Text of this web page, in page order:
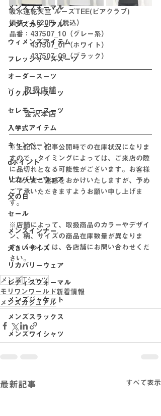
メンズフォーマル
メンズカジュアル
ウィメンズアイテム
フレッシャーズスーツ
オーダースーツ
リクルートスーツ
セレモニースーツ
入学式アイテム
キャンペーン
dポイント
リカバリーウェア
父の日
セール
メンズインナー
大きいサイズ
リカバリーウェア
レディスフォーマル
メンズジャケット
メンズスラックス
メンズワイシャツ
吸水速乾天竺 ルーズTEE(ビアクラブ)
価格：4,620円（税込）
品番：437507_10（グレー系）
437507_01（ホワイト）
437507_09（ブラック）
取扱店舗
金沢本店
※上記は、記事公開時での在庫状況になりま
すので、タイミングによっては、ご来店の際
に品切れとなる可能性がございます。お客様
には大変ご迷惑をおかけいたしますが、予め
ご了承いただきますようお願い申し上げま
す。
※店舗によって、取扱商品のカラーやデザイ
ン、柄、サイズの商品在庫数量が異なりま
す。くわしくは、各店舗にお問い合わせくだ
さい。
メンズTシャツ
モリワンワールド新着情報
メンズカジュアル
最新記事 すべて表示